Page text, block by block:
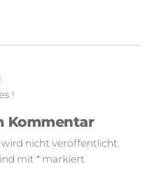
!
Kommentar
wird nicht veröffentlicht.
mit * markiert